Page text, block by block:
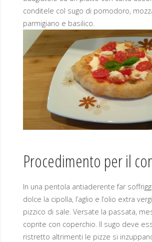
conditele col sugo di pomodoro,
parmigiano e basilico.
Procedimento per il
In una pentola antiaderente far
dolce la cipolla, l’aglio e l’olio extra
pizzico di sale. Versate la passata,
coprite con coperchio. Il sugo deve
ristretto altrimenti le pizze si